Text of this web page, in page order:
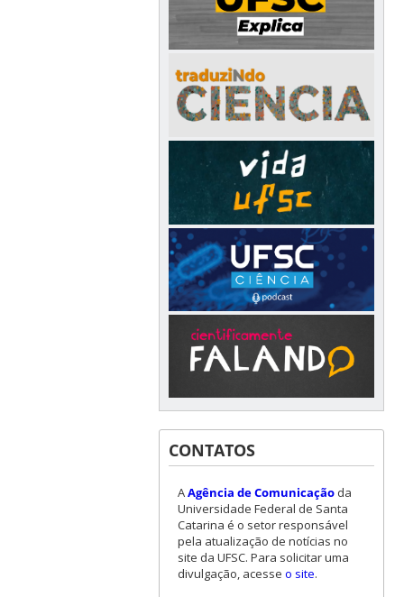
CONTATOS
AAgência de Comunicaçãoda
Universidade Federal de Santa
Catarina é o setor responsável
pela atualização de notícias no
site da UFSC. Para solicitar uma
divulgação, acesse o site.